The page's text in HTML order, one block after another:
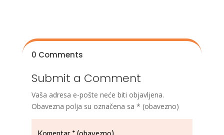
0 Comments
Submit a Comment
Vaša adresa e-pošte neće biti objavljena.
Obavezna polja su označena sa * (obavezno)